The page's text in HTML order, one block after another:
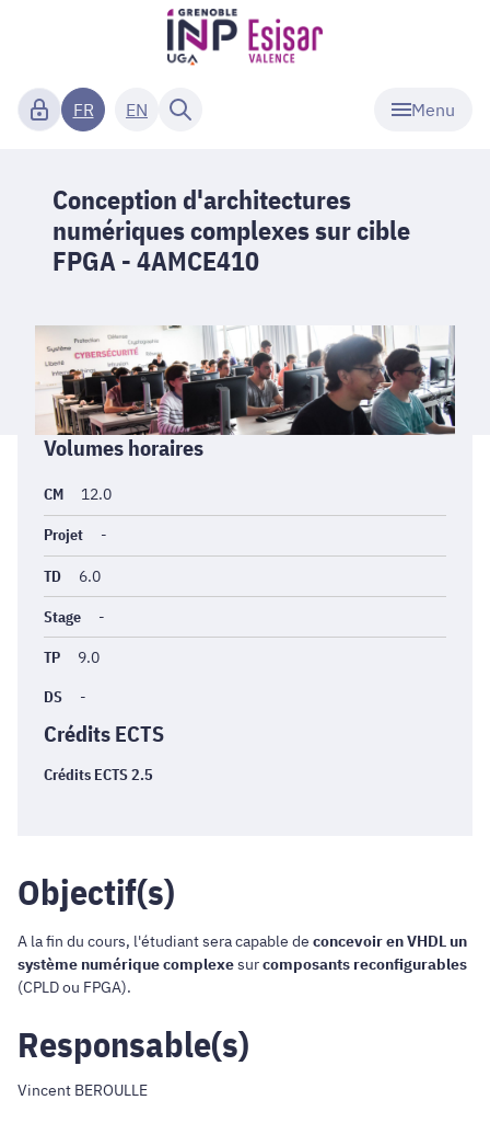
Menu
FR EN
Conception d'architectures
numériques complexes sur cible
FPGA - 4AMCE410
Informations
générales
Volumes horaires
CM 12.0
Projet -
TD 6.0
Stage -
TP 9.0
DS -
Crédits ECTS
Crédits ECTS 2.5
Objectif(s)
A la fin du cours, l'étudiant sera capable de concevoir en VHDL un
système numérique complexesurcomposants reconfigurables
(CPLD ou FPGA).
Responsable(s)
Vincent BEROULLE